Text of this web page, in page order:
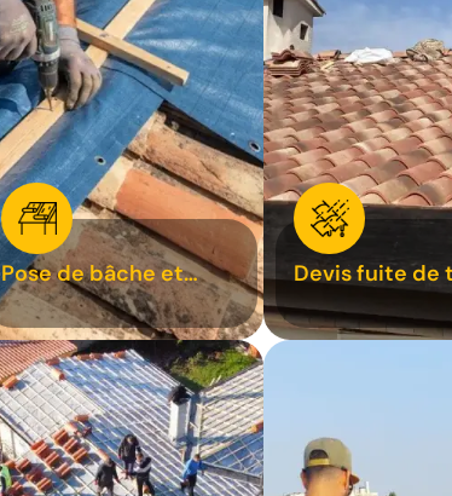
Pose de bâche et
bâchage de toiture 31
Devis fuite de
31